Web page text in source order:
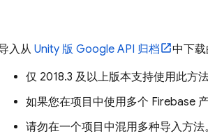
入从 Unity 版 Google API 归档 中下载
仅 2018.3 及以上版本支持使用此方法
如果您在项目中使用多个 Firebase
请勿在一个项目中混用多种导入方